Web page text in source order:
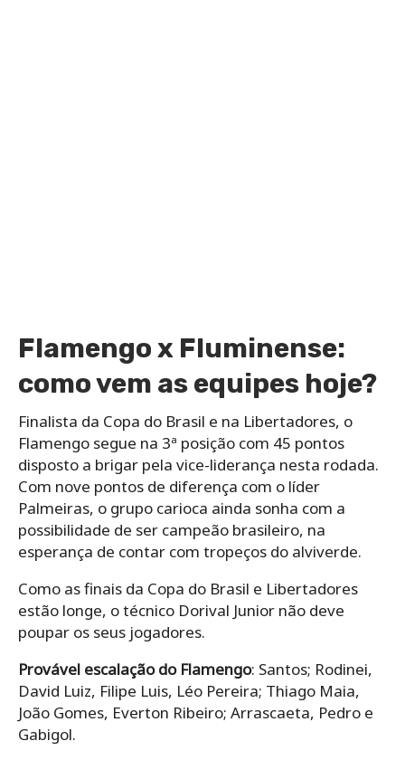
Flamengo x Fluminense:
como vem as equipes hoje?
Finalista da Copa do Brasil e na Libertadores, o
Flamengo segue na 3ª posição com 45 pontos
disposto a brigar pela vice-liderança nesta rodada.
Com nove pontos de diferença com o líder
Palmeiras, o grupo carioca ainda sonha com a
possibilidade de ser campeão brasileiro, na
esperança de contar com tropeços do alviverde.
Como as finais da Copa do Brasil e Libertadores
estão longe, o técnico Dorival Junior não deve
poupar os seus jogadores.
Provável escalação do Flamengo: Santos; Rodinei,
David Luiz, Filipe Luis, Léo Pereira; Thiago Maia,
João Gomes, Everton Ribeiro; Arrascaeta, Pedro e
Gabigol.